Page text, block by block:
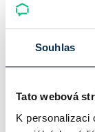
Souhlas
Tato webová
K personalizaci